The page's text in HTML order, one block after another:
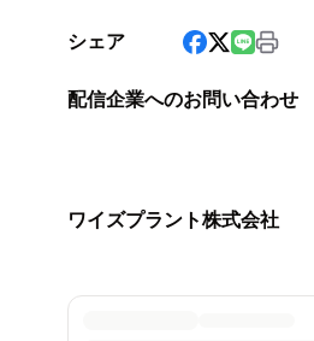
シェア
配信企業へのお問い合わせ
ワイズプラント株式会社